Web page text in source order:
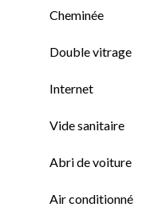
Cheminée
Double vitrage
Internet
Vide sanitaire
Abri de voiture
Air conditionné